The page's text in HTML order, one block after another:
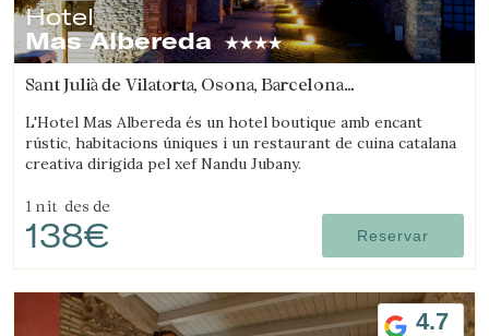
Hotel
Mas Albereda
Sant Julià de Vilatorta, Osona, Barcelona
L'Hotel Mas Albereda és un hotel boutique amb encant
rústic, habitacions úniques i un restaurant de cuina catalana
creativa dirigida pel xef Nandu Jubany.
1 nit des de
138€ Reservar
4.7